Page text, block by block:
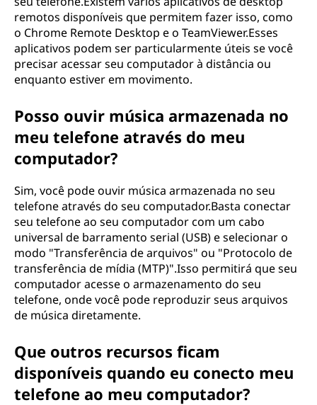
remotos disponíveis que permitem fazer isso, como
o Chrome Remote Desktop e o TeamViewer.Esses
aplicativos podem ser particularmente úteis se você
precisar acessar seu computador à distância ou
enquanto estiver em movimento.
Posso ouvir música armazenada no
meu telefone através do meu
computador?
Sim, você pode ouvir música armazenada no seu
telefone através do seu computador.Basta conectar
seu telefone ao seu computador com um cabo
universal de barramento serial (USB) e selecionar o
modo "Transferência de arquivos" ou "Protocolo de
transferência de mídia (MTP)".Isso permitirá que seu
computador acesse o armazenamento do seu
telefone, onde você pode reproduzir seus arquivos
de música diretamente.
Que outros recursos ficam
disponíveis quando eu conecto meu
telefone ao meu computador?